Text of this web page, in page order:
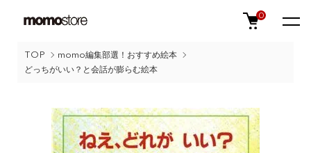
0
TOP
momo編集部選！おすすめ絵本
どっちがいい？と会話が膨らむ絵本